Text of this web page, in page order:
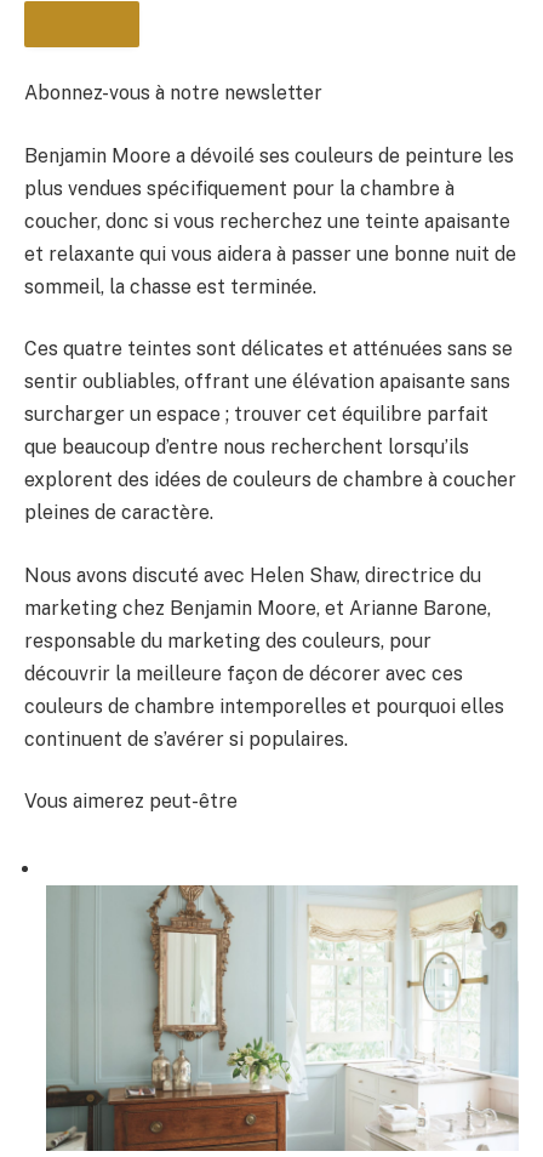
BULLETIN
Abonnez-vous à notre newsletter
Benjamin Moore a dévoilé ses couleurs de peinture les
plus vendues spécifiquement pour la chambre à
coucher, donc si vous recherchez une teinte apaisante
et relaxante qui vous aidera à passer une bonne nuit de
sommeil, la chasse est terminée.
Ces quatre teintes sont délicates et atténuées sans se
sentir oubliables, offrant une élévation apaisante sans
surcharger un espace ; trouver cet équilibre parfait
que beaucoup d’entre nous recherchent lorsqu’ils
explorent des idées de couleurs de chambre à coucher
pleines de caractère.
Nous avons discuté avec Helen Shaw, directrice du
marketing chez Benjamin Moore, et Arianne Barone,
responsable du marketing des couleurs, pour
découvrir la meilleure façon de décorer avec ces
couleurs de chambre intemporelles et pourquoi elles
continuent de s’avérer si populaires.
Vous aimerez peut-être